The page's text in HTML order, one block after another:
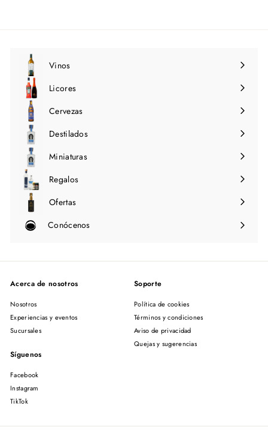
Vinos
Expandir
menú
Licores
Expandir
menú
Cervezas
Expandir
menú
Destilados
Expandir
menú
Miniaturas
Regalos
Ofertas
Conócenos
Expandir
Acerca de nosotros
Nosotros
Experiencias y eventos
Sucursales
Soporte
Política de cookies
Términos y condiciones
Aviso de privacidad
Quejas y sugerencias
Síguenos
Facebook
Instagram
TikTok